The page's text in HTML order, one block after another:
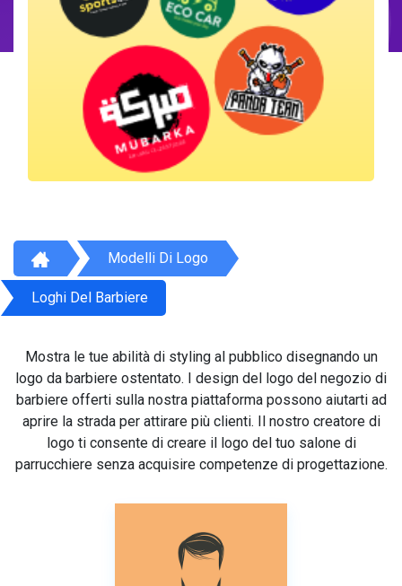
Modelli Di Logo
Loghi Del Barbiere
Mostra le tue abilità di styling al pubblico disegnando un
logo da barbiere ostentato. I design del logo del negozio di
barbiere offerti sulla nostra piattaforma possono aiutarti ad
aprire la strada per attirare più clienti. Il nostro creatore di
logo ti consente di creare il logo del tuo salone di
parrucchiere senza acquisire competenze di progettazione.